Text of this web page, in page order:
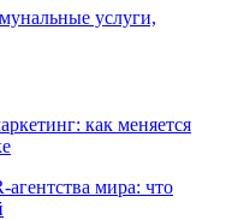
услуги,
как меняется
мира: что